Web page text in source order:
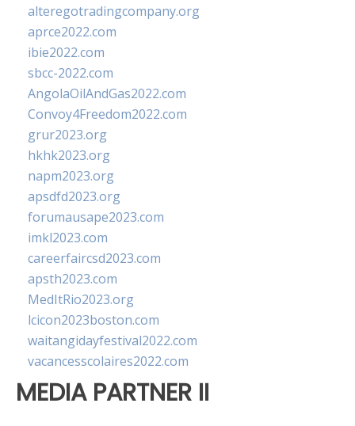
alteregotradingcompany.org
aprce2022.com
ibie2022.com
sbcc-2022.com
AngolaOilAndGas2022.com
Convoy4Freedom2022.com
grur2023.org
hkhk2023.org
napm2023.org
apsdfd2023.org
forumausape2023.com
imkl2023.com
careerfaircsd2023.com
apsth2023.com
MedItRio2023.org
lcicon2023boston.com
waitangidayfestival2022.com
vacancesscolaires2022.com
MEDIA PARTNER II